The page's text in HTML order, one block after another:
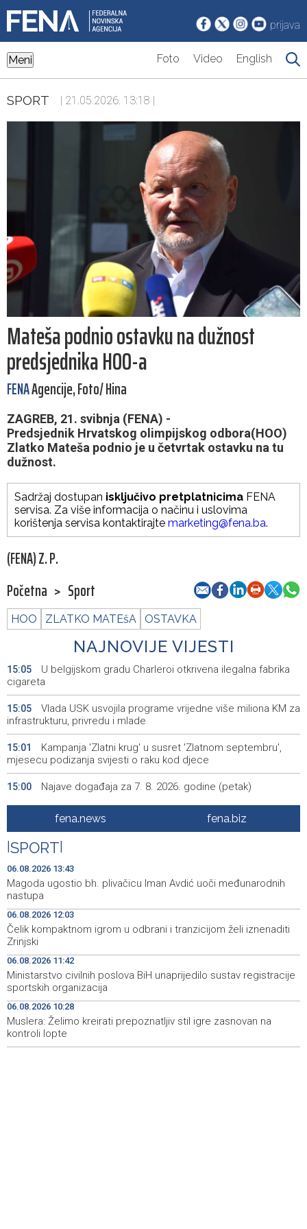
prijava
Meni Foto Video English
SPORT | 21.05.2026. 13:18 |
Mateša podnio ostavku na dužnost
predsjednika HOO-a
FENAAgencije, Foto/ Hina
ZAGREB, 21. svibnja (FENA) -
Predsjednik Hrvatskog olimpijskog odbora(HOO)
Zlatko Mateša podnio je u četvrtak ostavku na tu
dužnost.
Sadržaj dostupan isključivo pretplatnicima FENA
servisa. Za više informacija o načinu i uslovima
korištenja servisa kontaktirajte marketing@fena.ba.
(FENA) Z. P.
Početna > Sport
HOO ZLATKO MATEšA OSTAVKA
NAJNOVIJE VIJESTI
15:05
U belgijskom gradu Charleroi otkrivena ilegalna fabrika
cigareta
15:05
Vlada USK usvojila programe vrijedne više miliona KM za
infrastrukturu, privredu i mlade
15:01
Kampanja 'Zlatni krug' u susret 'Zlatnom septembru',
mjesecu podizanja svijesti o raku kod djece
15:00 Najave događaja za 7. 8. 2026. godine (petak)
Većina Amerikanaca protivi se ratu na Bliskom istoku
14:54
Central Election Commission of BiH fines three parties,
coalition KM 18,500
14:54
Učesnici Krajiškog moto-maratona 'Dani slobode 2026'
odali počast braniocima
14:51
Inspektori u ZDK zatekli 11 obveznika koji nisu
evidentirali promet putem fiskalnog uređaja
14:48 Na Sarajevskoj berzi današnji promet 114.853,85 KM
14:48
Ovjera knjižica nije odobrovoljila zeničke rudare, u jami
'Raspotočje' 11 ih protestira
fena.news fena.biz
SPORT
06.08.2026 13:43
Magoda ugostio bh. plivačicu Iman Avdić uoči međunarodnih
nastupa
06.08.2026 12:03
Čelik kompaktnom igrom u odbrani i tranzicijom želi iznenaditi
Zrinjski
06.08.2026 11:42
Ministarstvo civilnih poslova BiH unaprijedilo sustav registracije
sportskih organizacija
06.08.2026 10:28
Muslera: Želimo kreirati prepoznatljiv stil igre zasnovan na
kontroli lopte